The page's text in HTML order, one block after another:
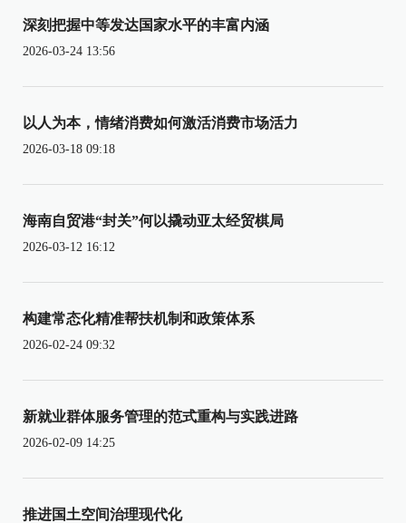
深刻把握中等发达国家水平的丰富内涵
2026-03-24 13:56
以人为本，情绪消费如何激活消费市场活力
2026-03-18 09:18
海南自贸港“封关”何以撬动亚太经贸棋局
2026-03-12 16:12
构建常态化精准帮扶机制和政策体系
2026-02-24 09:32
新就业群体服务管理的范式重构与实践进路
2026-02-09 14:25
推进国土空间治理现代化